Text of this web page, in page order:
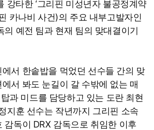
강타한 ‘그리핀 미성년자 불공정계약
카나비 사건)의 주요 내부고발자인
의 예전 팀과 현재 팀의 맞대결이기
서 한솥밥을 먹었던 선수들 간의 맞
서 봐도 눈길이 갈 수밖에 없는 매
과 미드를 담당하고 있는 도란 최현
지훈 선수는 작년까지 그리핀 소속
감독이 DRX 감독으로 취임한 이후